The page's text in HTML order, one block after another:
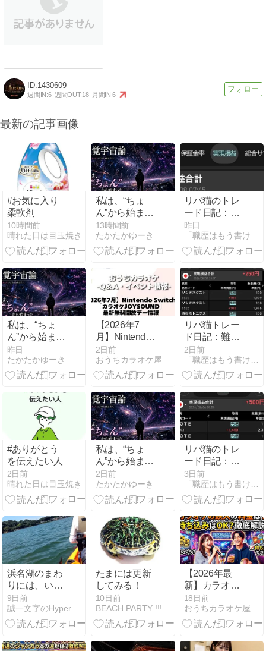
1430609
週間IN:6 週間OUT:18 月間IN:6
最新の記事画像
#お気に入り
柔軟剤
10時間前
晴れた日は目玉焼き
私は、“ちょ
ん”から始まっ
た｜Part 3：
触覚宇宙論｜
Act.38「ノー
ージ」
13時間前
たかたかゆーき
リバ猫のトレ
ード日記：8
月第1週総ま
とめ！波乱の
好スタートと
ト・ワースト
3🐾✨
昨日
私は、“ちょ
ん”から始まっ
た｜Part 3：
触覚宇宙論｜
Act.37「遺書
昨日
たかたかゆーき
【2026年7
月】Nintendo
Switch版『カ
ラオケ
JOYSOUND』
デー情報
2日前
おうちカラオケ屋
リバ猫トレー
ド日記：難易
度高めの相場
でしぶとく＋
250円！「無
立派な勝利🐾
✨
2日前
#ありがとう
を伝えたい人
2日前
晴れた日は目玉焼き
私は、“ちょ
ん”から始まっ
た｜Part 3：
触覚宇宙論｜
Act.36「帰っ
2日前
たかたかゆーき
リバ猫のトレ
ード日記：高
値掴みからの
生還！コツコ
ツ利確を重ね
ち越し🐾✨
3日前
浜名湖のまわ
りには、いろ
んな遊べるス
ポットが盛り
だくさん！
アクティビテ
9日前
たまには更新
してみる！
10日前
BEACH PARTY !!!
【2026年最
新】カラオケ
の鉄人の料金
は？持ち込み
はOK？徹底解
18日前
おうちカラオケ屋